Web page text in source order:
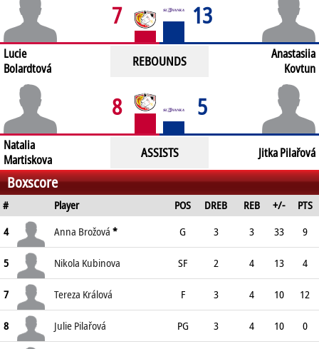
7 13
Lucie
Bolardtová
REBOUNDS
Anastasiia
Kovtun
8 5
Natalia
Martiskova
ASSISTS Jitka Pilařová
Boxscore
# Player POS DREB REB +/-
PTS
4
Anna Brožová * G 3 3 33 9
5 Nikola Kubinova SF 2 4 13 4
7 Tereza Králová F 3 4 10 12
8 Julie Pilařová PG 3 4 10 0